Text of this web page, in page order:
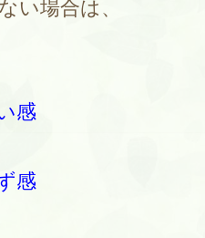
い場合は、
感
感